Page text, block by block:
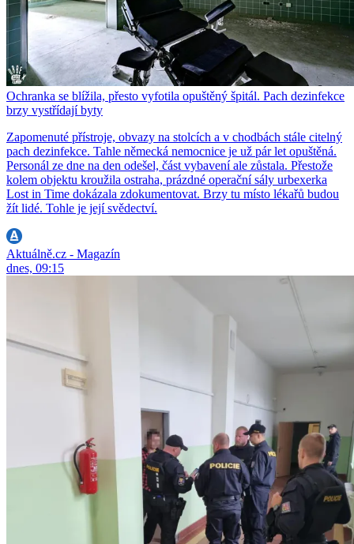
Ochranka se blížila, přesto vyfotila opuštěný špitál. Pach dezinfekce
brzy vystřídají byty
Zapomenuté přístroje, obvazy na stolcích a v chodbách stále citelný
pach dezinfekce. Tahle německá nemocnice je už pár let opuštěná.
Personál ze dne na den odešel, část vybavení ale zůstala. Přestože
kolem objektu kroužila ostraha, prázdné operační sály urbexerka
Lost in Time dokázala zdokumentovat. Brzy tu místo lékařů budou
žít lidé. Tohle je její svědectví.
Aktuálně.cz - Magazín
dnes, 09:15